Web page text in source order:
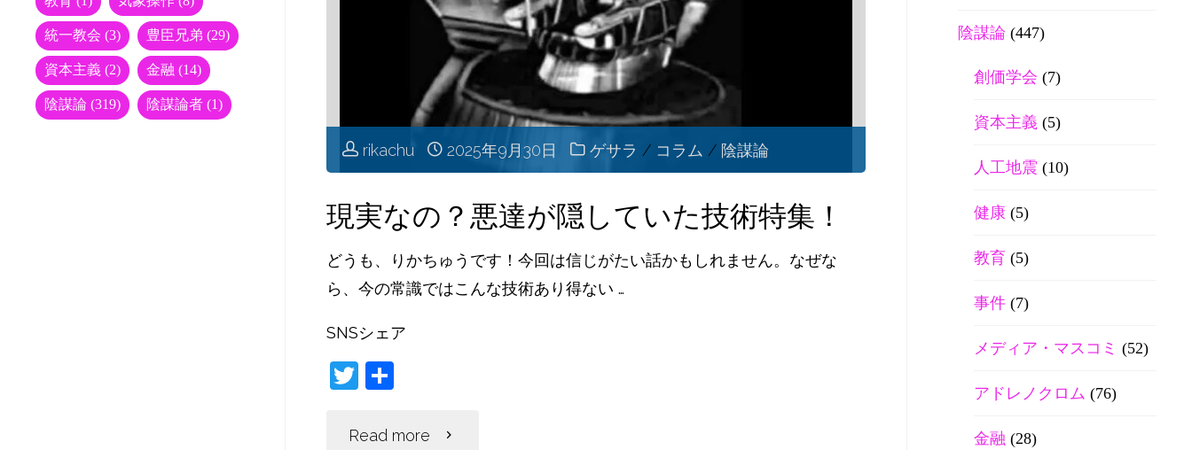
リ
カ
の
政
府
機
rikachu 2025年9月30日 ゲサラ / コラム / 陰謀論
現実なの？悪達が隠していた技術特集！
どうも、りかちゅうです！今回は信じがたい話かもしれません。なぜな
ら、今の常識ではこんな技術あり得ない …
SNSシェア
T
itt
Read more "現
統一教会 (3) 豊臣兄弟 (29)
資本主義 (2) 金融 (14)
陰謀論 (319) 陰謀論者 (1)
陰謀論 (447)
創価学会 (7)
資本主義 (5)
人工地震 (10)
健康 (5)
教育 (5)
事件 (7)
メディア・マスコミ (52)
アドレノクロム (76)
金融 (28)